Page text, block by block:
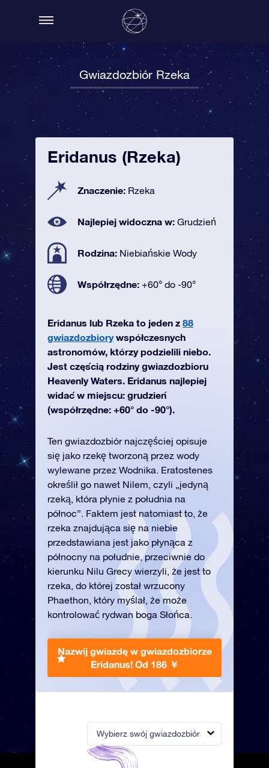
Gwiazdozbiór Rzeka
Wybierz swój gwiazdozbiór
Eridanus (Rzeka)
Znaczenie: Rzeka
Najlepiej widoczna w: Grudzień
Rodzina: Niebiańskie Wody
Współrzędne: +60° do -90°
Eridanus lub Rzeka to jeden z 88
gwiazdozbiorywspółczesnych
astronomów, którzy podzielili niebo.
Jest częścią rodziny gwiazdozbioru
Heavenly Waters. Eridanus najlepiej
widać w miejscu: grudzień
(współrzędne: +60° do -90°).
Ten gwiazdozbiór najczęściej opisuje
się jako rzekę tworzoną przez wody
wylewane przez Wodnika. Eratostenes
określił go nawet Nilem, czyli „jedyną
rzeką, która płynie z południa na
północ”. Faktem jest natomiast to, że
rzeka znajdująca się na niebie
przedstawiana jest jako płynąca z
północny na południe, przeciwnie do
kierunku Nilu Grecy wierzyli, że jest to
rzeka, do której został wrzucony
Phaethon, który myślał, że może
kontrolować rydwan boga Słońca.
Nazwij gwiazdę w gwiazdozbiorze
Eridanus! Od 186 ￥